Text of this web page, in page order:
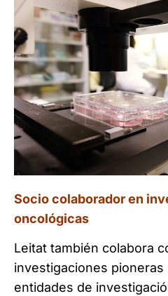
Socio colaborador en
oncológicas
Leitat también colabora
investigaciones
entidades de